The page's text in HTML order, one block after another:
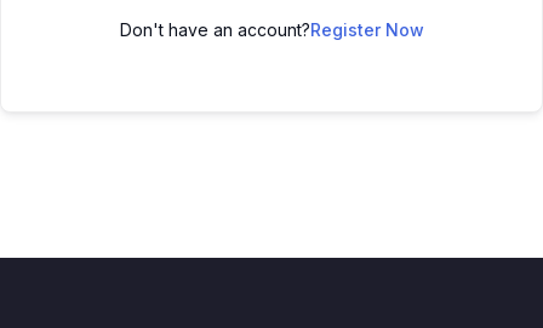
Don't have an account?Register Now